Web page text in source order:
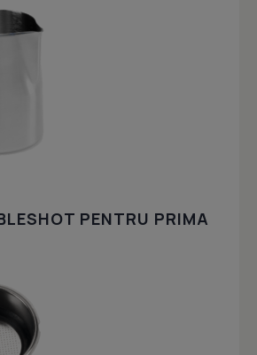
PENTRU PRIMA